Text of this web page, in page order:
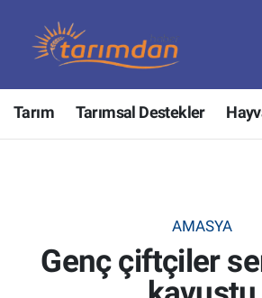
Tarım Tarımsal Destekler
AMASYA
Genç çiftçiler
Tarım
Hayvancılık
Tarımsal Destekler
Nöbetçi Eczaneler
Hava Durumu
Tüm Manşetler